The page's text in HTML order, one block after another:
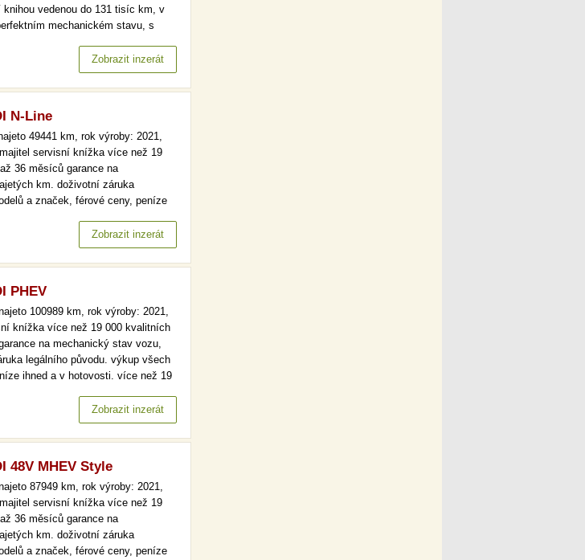
vedenou do 131 tisíc km, v
mechanickém stavu, s
kamera. více než 19 000…
Zobrazit inzerát
N-Line
49441 km, rok výroby: 2021,
servisní knížka více než 19
36 měsíců garance na
km. doživotní záruka
a značek, férové ceny, peníze
stav vozu, kontrola najetých km.…
Zobrazit inzerát
PHEV
100989 km, rok výroby: 2021,
knížka více než 19 000 kvalitních
na mechanický stav vozu,
legálního původu. výkup všech
ihned a v hotovosti. více než 19
km. doživotní záruka…
Zobrazit inzerát
48V MHEV Style
87949 km, rok výroby: 2021,
servisní knížka více než 19
36 měsíců garance na
km. doživotní záruka
a značek, férové ceny, peníze